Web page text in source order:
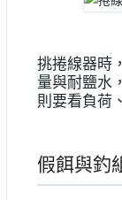
挑捲線器時
量與耐鹽水
則要看負荷
假餌與釣